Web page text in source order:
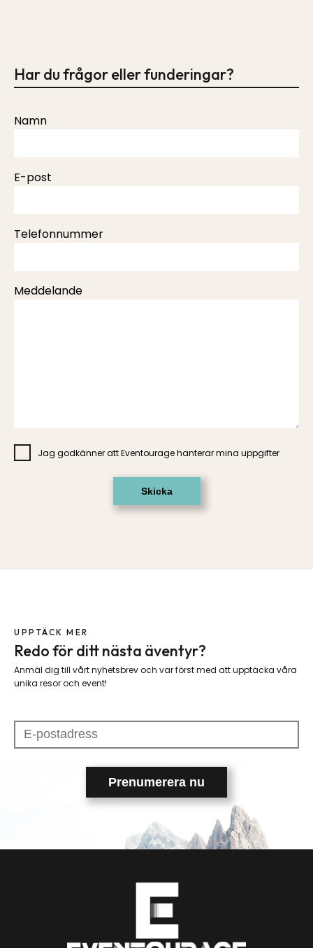
Har du frågor eller funderingar?
leave
empty.
Namn
E-post
Telefonnummer
Meddelande
Jag godkänner att Eventourage hanterar mina uppgifter
UPPTÄCK MER
Redo för ditt nästa äventyr?
Anmäl dig till vårt nyhetsbrev och var först med att upptäcka våra
unika resor och event!
Please
leave
this